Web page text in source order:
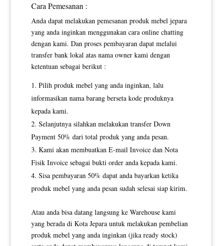
Cara Pemesanan :
Anda dapat melakukan pemesanan produk mebel jepara
yang anda inginkan menggunakan cara online chatting
dengan kami. Dan proses pembayaran dapat melalui
transfer bank lokal atas nama owner kami dengan
ketentuan sebagai berikut :
Pilih produk mebel yang anda inginkan, lalu
informasikan nama barang berseta kode produknya
kepada kami.
Selanjutnya silahkan melakukan transfer Down
Payment 50% dari total produk yang anda pesan.
Kami akan membuatkan E-mail Invoice dan Nota
Fisik Invoice sebagai bukti order anda kepada kami.
Sisa pembayaran 50% dapat anda bayarkan ketika
produk mebel yang anda pesan sudah selesai siap kirim.
Atau anda bisa datang langsung ke Warehouse kami
yang berada di Kota Jepara untuk melakukan pembelian
produk mebel yang anda inginkan (jika ready stock)